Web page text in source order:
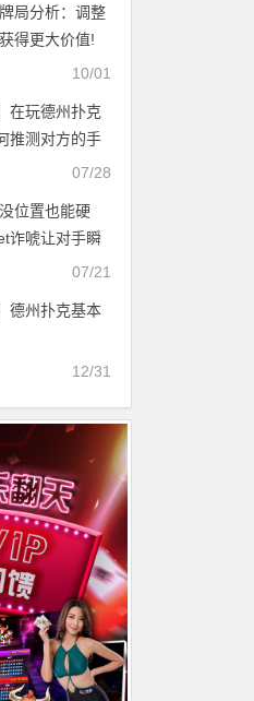
局分析：调整
得更大价值!
10/01
在玩德州扑克
推测对方的手
07/28
位置也能硬
诈唬让对手瞬
07/21
德州扑克基本
12/31